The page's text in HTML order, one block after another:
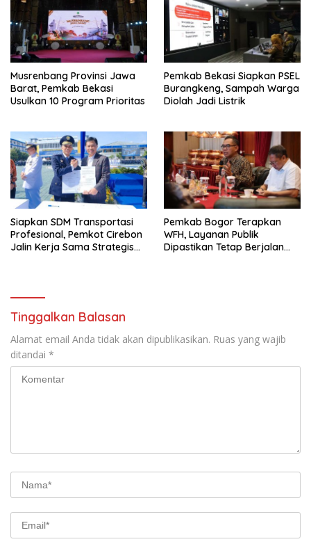
Musrenbang Provinsi Jawa
Barat, Pemkab Bekasi
Usulkan 10 Program Prioritas
Pemkab Bekasi Siapkan PSEL
Burangkeng, Sampah Warga
Diolah Jadi Listrik
Siapkan SDM Transportasi
Profesional, Pemkot Cirebon
Jalin Kerja Sama Strategis
Pemkab Bogor Terapkan
WFH, Layanan Publik
Dipastikan Tetap Berjalan
Tinggalkan Balasan
Alamat email Anda tidak akan dipublikasikan. Ruas yang wajib
ditandai *